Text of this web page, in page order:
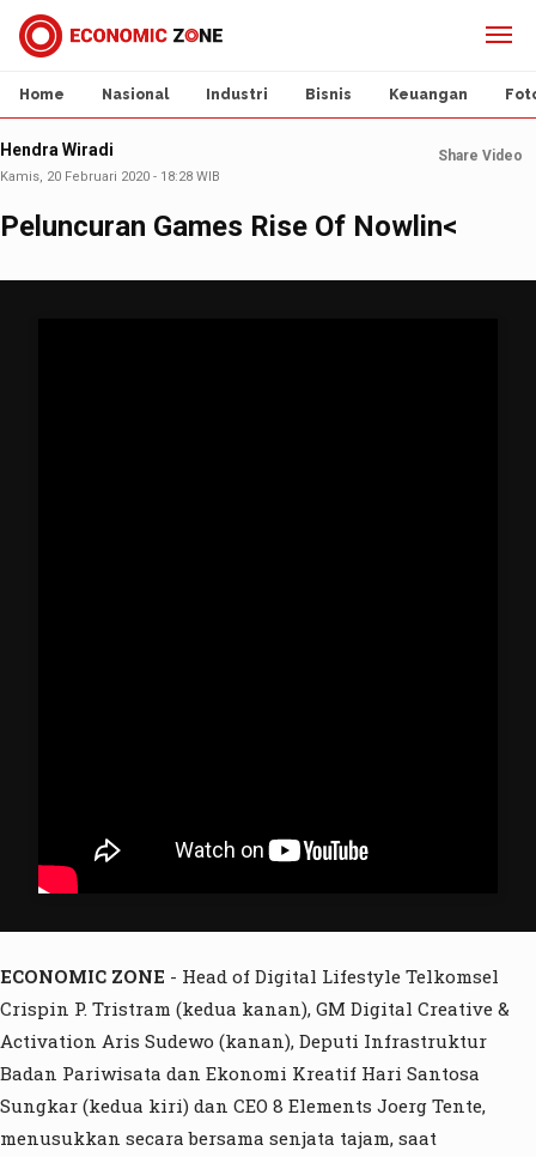
Home Nasional Industri Bisnis Keuangan
Hendra Wiradi
Kamis, 20 Februari 2020 - 18:28 WIB
Share Video
Peluncuran Games Rise Of Nowlin<
ECONOMIC ZONE - Head of Digital Lifestyle Telkomsel
Crispin P. Tristram (kedua kanan), GM Digital Creative &
Activation Aris Sudewo (kanan), Deputi Infrastruktur
Badan Pariwisata dan Ekonomi Kreatif Hari Santosa
Sungkar (kedua kiri) dan CEO 8 Elements Joerg Tente,
menusukkan secara bersama senjata tajam, saat